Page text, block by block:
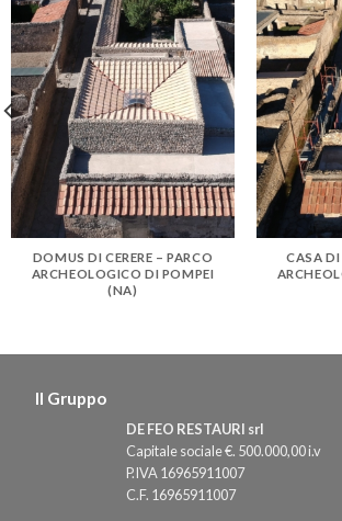
DOMUS DI CERERE – PARCO
ARCHEOLOGICO DI POMPEI
(NA)
CASA DI
Il Gruppo
DE FEO RESTAURI srl
Capitale sociale €. 500.000,00 i.v
P.IVA 16965911007
C.F. 16965911007